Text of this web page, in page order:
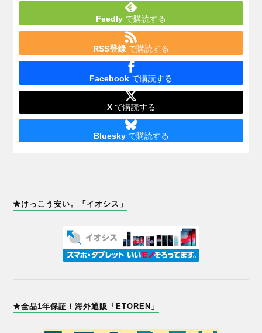
Feedly で購読する
RSS登録 で購読する
Facebook で購読する
Xで購読する
Blueskyで購読する
★けっこう安い。「イオシス」
★全品1年保証！海外通販「ETOREN」